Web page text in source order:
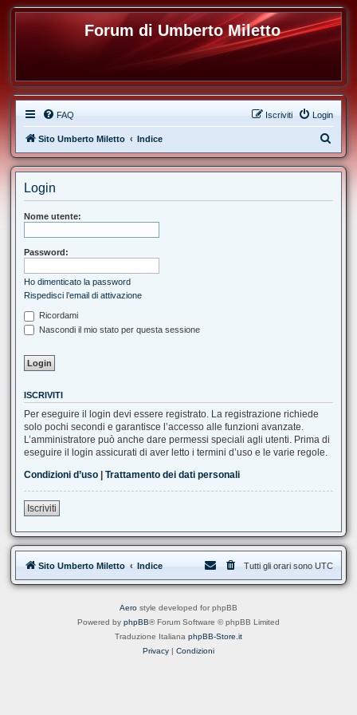
Forum di Umberto Miletto
FAQ Login
Iscriviti
Sito Umberto Miletto Indice
e
Login
Nome utente:
Password:
Ho dimenticato la password
Rispedisci l’email di attivazione
Ricordami
Nascondi il mio stato per questa sessione
ISCRIVITI
Per eseguire il login devi essere registrato. La registrazione richiede
solo pochi secondi e garantisce l’accesso alle funzioni avanzate.
L’amministratore può anche dare permessi speciali agli utenti. Prima di
eseguire il login assicurati di aver letto i termini d’uso e le varie regole.
Condizioni d’uso | Trattamento dei dati personali
Iscriviti
Sito Umberto Miletto Indice Tutti gli orari sono UTC
Aero style developed for phpBB
Powered by phpBB® Forum Software © phpBB Limited
Traduzione Italiana phpBB-Store.it
Privacy | Condizioni